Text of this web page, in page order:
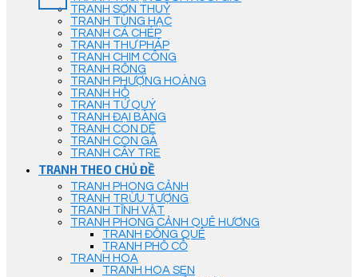
TRANH SƠN THUỶ
TRANH TÙNG HẠC
TRANH CÁ CHÉP
TRANH THƯ PHÁP
TRANH CHIM CÔNG
TRANH RỒNG
TRANH PHƯỢNG HOÀNG
TRANH HỔ
TRANH TỨ QUÝ
TRANH ĐẠI BÀNG
TRANH CON DÊ
TRANH CON GÀ
TRANH CÂY TRE
TRANH THEO CHỦ ĐỀ
TRANH PHONG CẢNH
TRANH TRỪU TƯỢNG
TRANH TĨNH VẬT
TRANH PHONG CẢNH QUÊ HƯƠNG
TRANH ĐỒNG QUÊ
TRANH PHỐ CỔ
TRANH HOA
TRANH HOA SEN